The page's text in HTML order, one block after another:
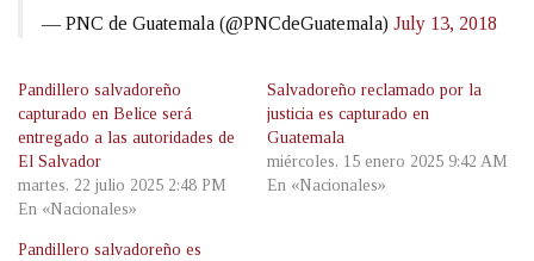
— PNC de Guatemala (@PNCdeGuatemala) July 13, 2018
Pandillero salvadoreño
capturado en Belice será
entregado a las autoridades de
El Salvador
martes, 22 julio 2025 2:48 PM
En «Nacionales»
Salvadoreño reclamado por la
justicia es capturado en
Guatemala
miércoles, 15 enero 2025 9:42 AM
En «Nacionales»
Pandillero salvadoreño es